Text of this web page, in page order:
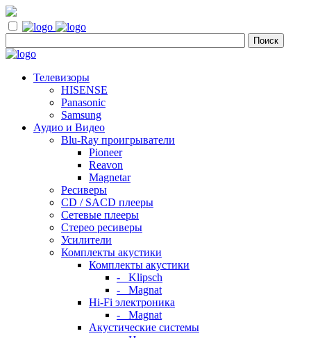
Телевизоры
HISENSE
Panasonic
Samsung
Аудио и Видео
Blu-Ray проигрыватели
Pioneer
Reavon
Magnetar
Ресиверы
CD / SACD плееры
Сетевые плееры
Стерео ресиверы
Усилители
Комплекты акустики
Комплекты акустики
- Klipsch
- Magnat
Hi-Fi электроника
- Magnat
Акустические системы